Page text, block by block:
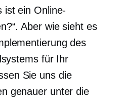
ist ein Online-
Aber wie sieht es
des
für Ihr
Sie uns die
genauer unter die